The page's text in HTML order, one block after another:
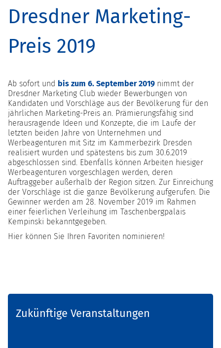
Dresdner Marketing-
Preis 2019
Ab sofort und bis zum 6. September 2019 nimmt der
Dresdner Marketing Club wieder Bewerbungen von
Kandidaten und Vorschläge aus der Bevölkerung für den
jährlichen Marketing-Preis an. Prämierungsfähig sind
herausragende Ideen und Konzepte, die im Laufe der
letzten beiden Jahre von Unternehmen und
Werbeagenturen mit Sitz im Kammerbezirk Dresden
realisiert wurden und spätestens bis zum 30.6.2019
abgeschlossen sind. Ebenfalls können Arbeiten hiesiger
Werbeagenturen vorgeschlagen werden, deren
Auftraggeber außerhalb der Region sitzen. Zur Einreichung
der Vorschläge ist die ganze Bevölkerung aufgerufen. Die
Gewinner werden am 28. November 2019 im Rahmen
einer feierlichen Verleihung im Taschenbergpalais
Kempinski bekanntgegeben.
Hier können Sie Ihren Favoriten nominieren!
Zukünftige Veranstaltungen